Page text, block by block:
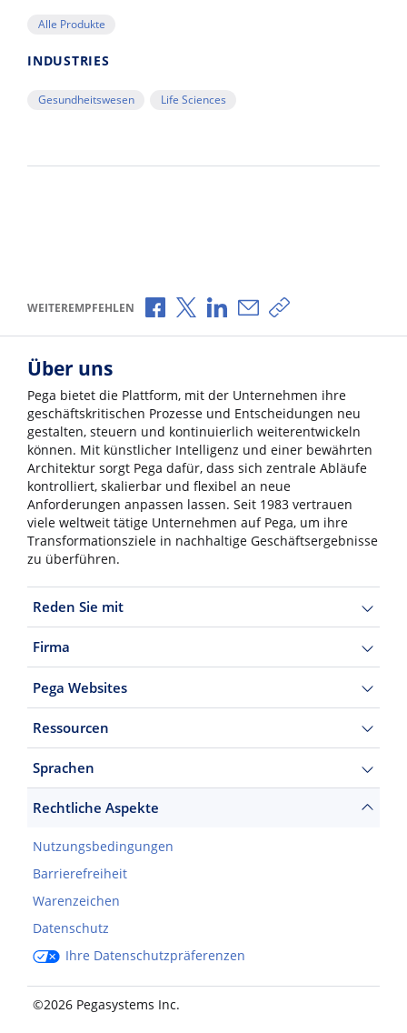
Alle Produkte
INDUSTRIES
Gesundheitswesen Life Sciences
WEITEREMPFEHLEN Über Facebook teilen
Über X teilen
Über LinkedIn teilen
Über E-Mail teilen
Link zum Teilen
Über uns
Pega bietet die Plattform, mit der Unternehmen ihre
geschäftskritischen Prozesse und Entscheidungen neu
gestalten, steuern und kontinuierlich weiterentwickeln
können. Mit künstlicher Intelligenz und einer bewährten
Architektur sorgt Pega dafür, dass sich zentrale Abläufe
kontrolliert, skalierbar und flexibel an neue
Anforderungen anpassen lassen. Seit 1983 vertrauen
viele weltweit tätige Unternehmen auf Pega, um ihre
Transformationsziele in nachhaltige Geschäftsergebnisse
zu überführen.
Reden Sie mit
Firma
Pega Websites
Ressourcen
Sprachen
Rechtliche Aspekte
Nutzungsbedingungen
Barrierefreiheit
Warenzeichen
Datenschutz
Ihre Datenschutzpräferenzen
©2026 Pegasystems Inc.